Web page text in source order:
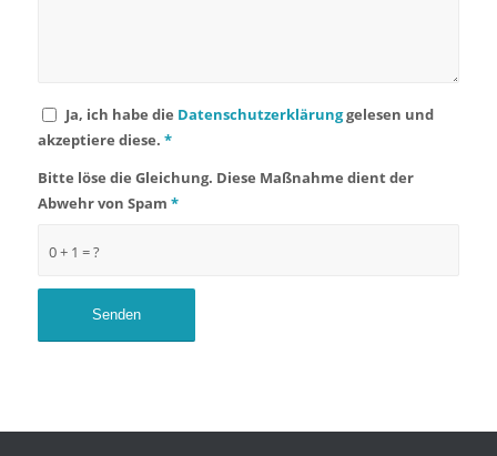
Ja, ich habe die Datenschutzerklärunggelesen und
akzeptiere diese. *
0 + 1 = ?
Bitte löse die Gleichung. Diese Maßnahme dient der
Abwehr von Spam *